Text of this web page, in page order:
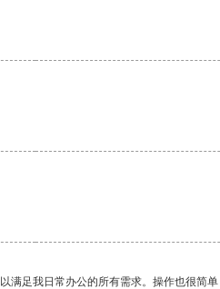
足我日常办公的所有需求。操作也很简单